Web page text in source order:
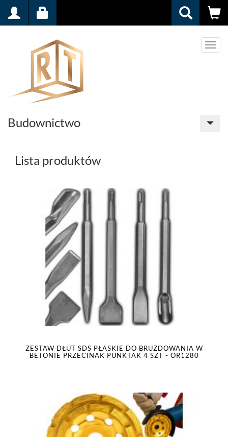
Menu
Budownictwo
Lista produktów
ZESTAW DŁUT SDS PŁASKIE DO BRUZDOWANIA W
BETONIE PRZECINAK PUNKTAK 4 SZT - OR1280